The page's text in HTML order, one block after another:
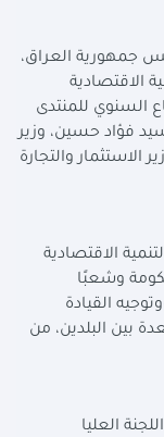
جمهورية العراق،
الاقتصادية
السنوي للمنتدى
فؤاد حسين، وزير
والتجارة
الاقتصادية
وشعبًا
القيادة
بين البلدين، من
العليا